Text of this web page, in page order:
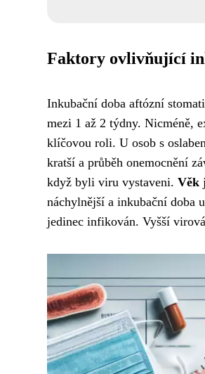
Faktory ovlivňující
Inkubační doba aftózní
mezi 1 až 2 týdny. Nicméně,
klíčovou roli. U osob s
kratší a průběh onemocnění
když byli viru vystaveni. Věk
náchylnější a inkubační doba
jedinec infikován. Vyšší